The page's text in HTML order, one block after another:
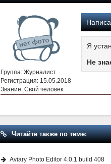
Группа: Журналист
Регистрация: 15.05.2018
Звание: Свой человек
Я
Не
Читайте также по теме:
Aviary Photo Editor 4.0.1 build 408